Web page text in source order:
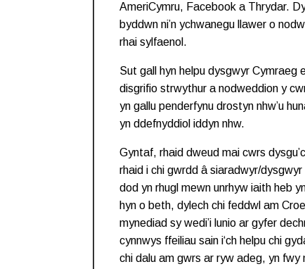
AmeriCymru, Facebook a Thrydar.
byddwn ni’n ychwanegu llawer o
rhai sylfaenol.
Sut gall hyn helpu dysgwyr Cymraeg
disgrifio strwythur a nodweddion y
yn gallu penderfynu drostyn nhw’u
yn ddefnyddiol iddyn nhw.
Gyntaf, rhaid dweud mai cwrs
rhaid i chi gwrdd â siaradwyr/
dod yn rhugl mewn unrhyw iaith heb
hyn o beth, dylech chi feddwl am
mynediad sy wedi’i lunio ar gyfer
cynnwys ffeiliau sain i‘ch helpu chi
chi dalu am gwrs ar ryw adeg, yn fwy